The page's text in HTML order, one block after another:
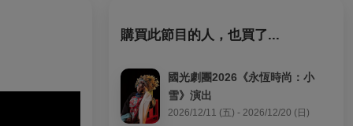
購買此節目的人，也買了...
國光劇團2026《永恆時尚：小
雪》演出
2026/12/11 (五) - 2026/12/20 (日)